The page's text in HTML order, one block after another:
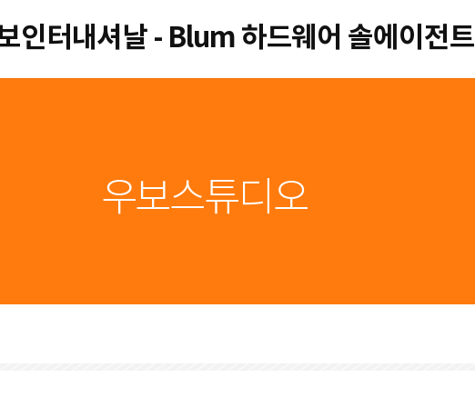
인터내셔날 - Blum 하드웨어 솔에이전트
우보스튜디오